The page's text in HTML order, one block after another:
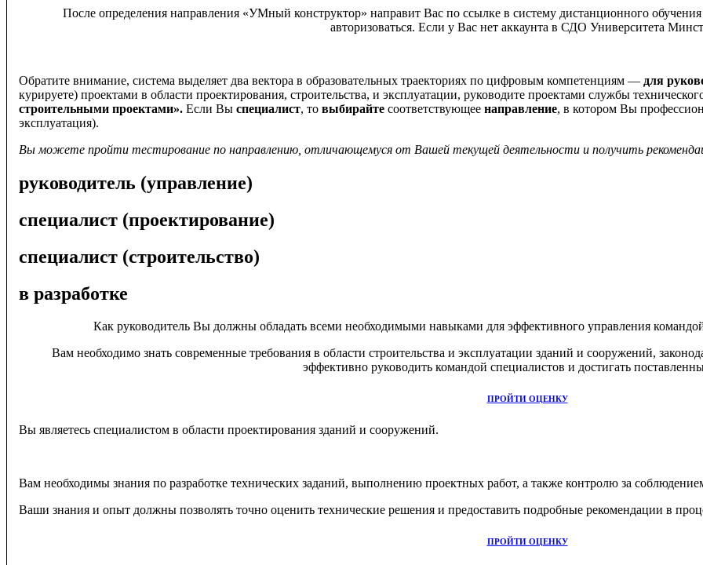
вам необходимо пройти следующий маршрут
Для того чтобы система "УМный конструктор" смогла порекомендовать Вам образовательные модули и программы для
Тестирование и оценка входного уровня подготовки в системе "УМный конструктор" необходимы для того, чтобы
образовательные модули и программы. Также, эта информация поможет Вам понять свой текущий уровень компетенций и
По результатам тестирования Вы можете сформировать Сертификат, который будет подтверждать Ваш уровень владения
потребности и возможности.
Благодаря этим рекомендациям Вы сможете максимально эффективно использовать свое время и ресурсы в процессе обучения.
После определения направления «УМный конструктор» направит Вас по ссылке в систему дистанционного
авторизоваться. Если у Вас нет аккаунта в СДО Университета
Обратите внимание, система выделяет два вектора в образовательных траекториях по цифровым компетенциям — для
курируете) проектами в области проектирования, строительства, и эксплуатации, руководите проектами службы
строительными проектами». Если Вы специалист, то выбирайте соответствующее направление, в котором Вы
эксплуатация).
Вы можете пройти тестирование по направлению, отличающемуся от Вашей текущей деятельности и получить
руководитель (управление)
специалист (проектирование)
специалист (строительство)
в разработке
Как руководитель Вы должны обладать всеми необходимыми навыками для эффективного управления
Вам необходимо знать современные требования в области строительства и эксплуатации зданий и сооружений,
эффективно руководить командой специалистов и достигать
ПРОЙТИ ОЦЕНКУ
Вы являетесь специалистом в области проектирования зданий и сооружений.
Вам необходимы знания по разработке технических заданий, выполнению проектных работ, а также контролю за
Ваши знания и опыт должны позволять точно оценить технические решения и предоставить подробные рекомендации в
ПРОЙТИ ОЦЕНКУ